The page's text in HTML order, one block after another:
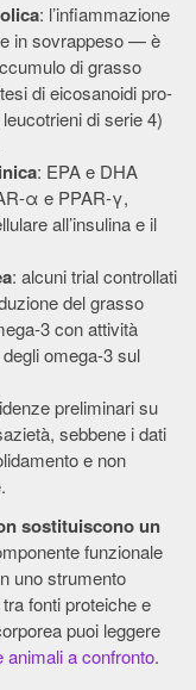
: l’infiammazione
in sovrappeso — è
di grasso
di eicosanoidi pro-
di serie 4)
: EPA e DHA
α e PPAR-γ,
all’insulina e il
: alcuni trial controllati
del grasso
3 con attività
omega-3 sul
preliminari su
sebbene i dati
e non
sostituiscono un
funzionale
uno strumento
fonti proteiche e
puoi leggere
animali a confronto.